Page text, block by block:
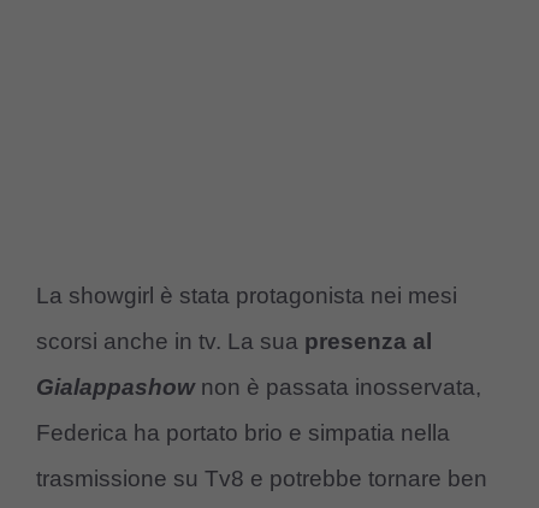
La showgirl è stata protagonista nei mesi
scorsi anche in tv. La sua presenza al
Gialappashownon è passata inosservata,
Federica ha portato brio e simpatia nella
trasmissione su Tv8 e potrebbe tornare ben